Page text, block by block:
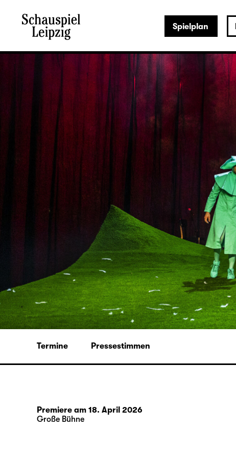
Spielplan
Termine Pressestimmen
Premiere am 18. April 2026
Große Bühne